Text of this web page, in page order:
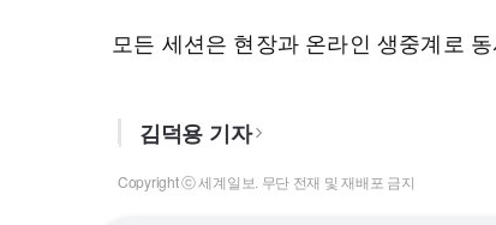
모든 세션은 현장과 온라인 생중계로
김덕용 기자
Copyright ⓒ 세계일보. 무단 전재 및 재배포 금지